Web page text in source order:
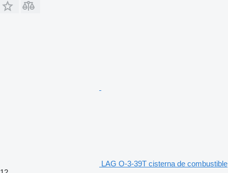
LAG O-3-39T cisterna de combustible